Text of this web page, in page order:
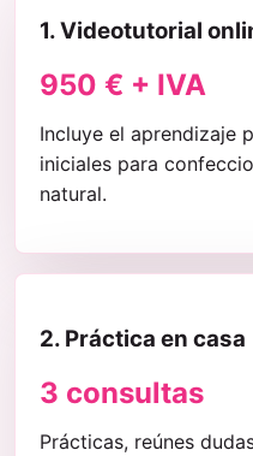
1. Videotutorial
950 € + IVA
Incluye el aprendizaje
iniciales para
natural.
2. Práctica en casa
3 consultas
Prácticas, reúnes